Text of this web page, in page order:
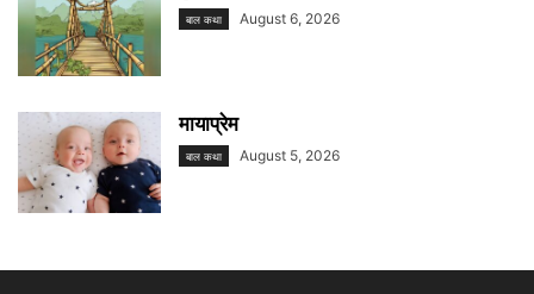
बाल कथा August 6, 2026
मायाप्रेम
बाल कथा August 5, 2026